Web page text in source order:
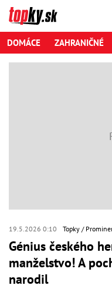
DOMÁCE ZAHRANIČNÉ
19.5.2026 0:10 Topky
Génius českého
manželstvo! A
narodil